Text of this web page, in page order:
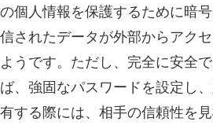
個人情報を保護するために暗
されたデータが外部からアク
うです。ただし、完全に安全
、強固なパスワードを設定し
する際には、相手の信頼性を